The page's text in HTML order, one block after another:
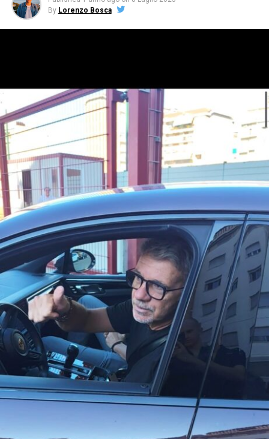
By Lorenzo Bosca